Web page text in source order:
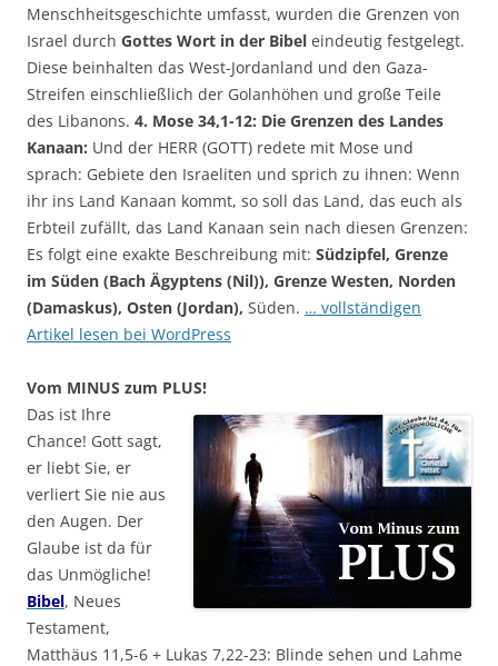
Menschheitsgeschichte umfasst, wurden die Grenzen von
Israel durch Gottes Wort in der Bibel eindeutig festgelegt.
Diese beinhalten das West-Jordanland und den Gaza-
Streifen einschließlich der Golanhöhen und große Teile
des Libanons. 4. Mose 34,1-12: Die Grenzen des Landes
Kanaan: Und der HERR (GOTT) redete mit Mose und
sprach: Gebiete den Israeliten und sprich zu ihnen: Wenn
ihr ins Land Kanaan kommt, so soll das Land, das euch als
Erbteil zufällt, das Land Kanaan sein nach diesen Grenzen:
Es folgt eine exakte Beschreibung mit: Südzipfel, Grenze
im Süden (Bach Ägyptens (Nil)), Grenze Westen, Norden
(Damaskus), Osten (Jordan), Süden. … vollständigen
Artikel lesen bei WordPress
Vom MINUS zum PLUS!
Das ist Ihre
Chance! Gott sagt,
er liebt Sie, er
verliert Sie nie aus
den Augen. Der
Glaube ist da für
das Unmögliche!
Bibel, Neues
Testament,
Matthäus 11,5-6 + Lukas 7,22-23: Blinde sehen und Lahme